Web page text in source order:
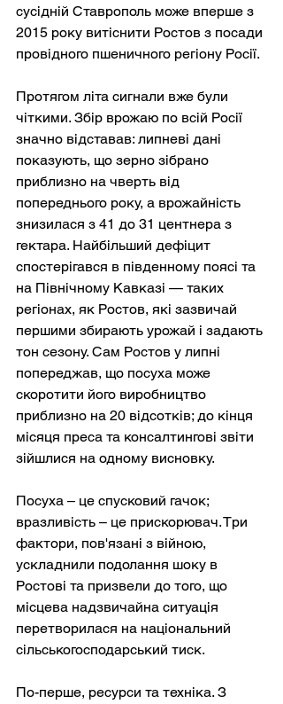
сусідній Ставрополь може вперше з
2015 року витіснити Ростов з посади
провідного пшеничного регіону Росії.
Протягом літа сигнали вже були
чіткими. Збір врожаю по всій Росії
значно відставав: липневі дані
показують, що зерно зібрано
приблизно на чверть від
попереднього року, а врожайність
знизилася з 41 до 31 центнера з
гектара. Найбільший дефіцит
спостерігався в південному поясі та
на Північному Кавказі — таких
регіонах, як Ростов, які зазвичай
першими збирають урожай і задають
тон сезону. Сам Ростов у липні
попереджав, що посуха може
скоротити його виробництво
приблизно на 20 відсотків; до кінця
місяця преса та консалтингові звіти
зійшлися на одному висновку.
Посуха – це спусковий гачок;
вразливість – це прискорювач. Три
фактори, пов'язані з війною,
ускладнили подолання шоку в
Ростові та призвели до того, що
місцева надзвичайна ситуація
перетворилася на національний
сільськогосподарський тиск.
По-перше, ресурси та техніка. З